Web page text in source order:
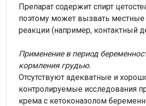
Препарат содержит спирт
поэтому может вызвать
реакции (например, контактный
Применение в период
кормления грудью.
Отсутствуют адекватные и
контролируемые исследования
крема с кетоконазолом